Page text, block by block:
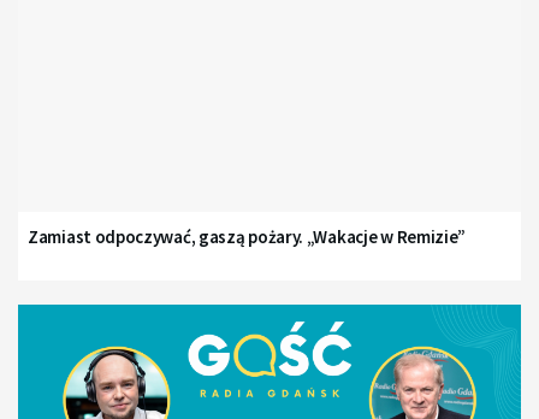
Zamiast odpoczywać, gaszą pożary. „Wakacje w Remizie”